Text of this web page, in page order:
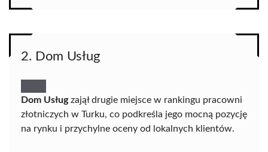
2. Dom Usług
Dom Usługzajął drugie miejsce w rankingu pracowni
złotniczych w Turku, co podkreśla jego mocną pozycję
na rynku i przychylne oceny od lokalnych klientów.